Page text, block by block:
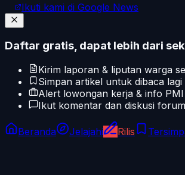
Ikuti kami di Google News
Daftar gratis, dapat lebih dari
Kirim laporan & liputan warga
Simpan artikel untuk dibaca lagi
Alert lowongan kerja & info
Ikut komentar dan diskusi
Beranda Jelajahi Rilis